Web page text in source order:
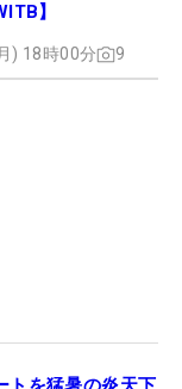
】
) 18時00分 9